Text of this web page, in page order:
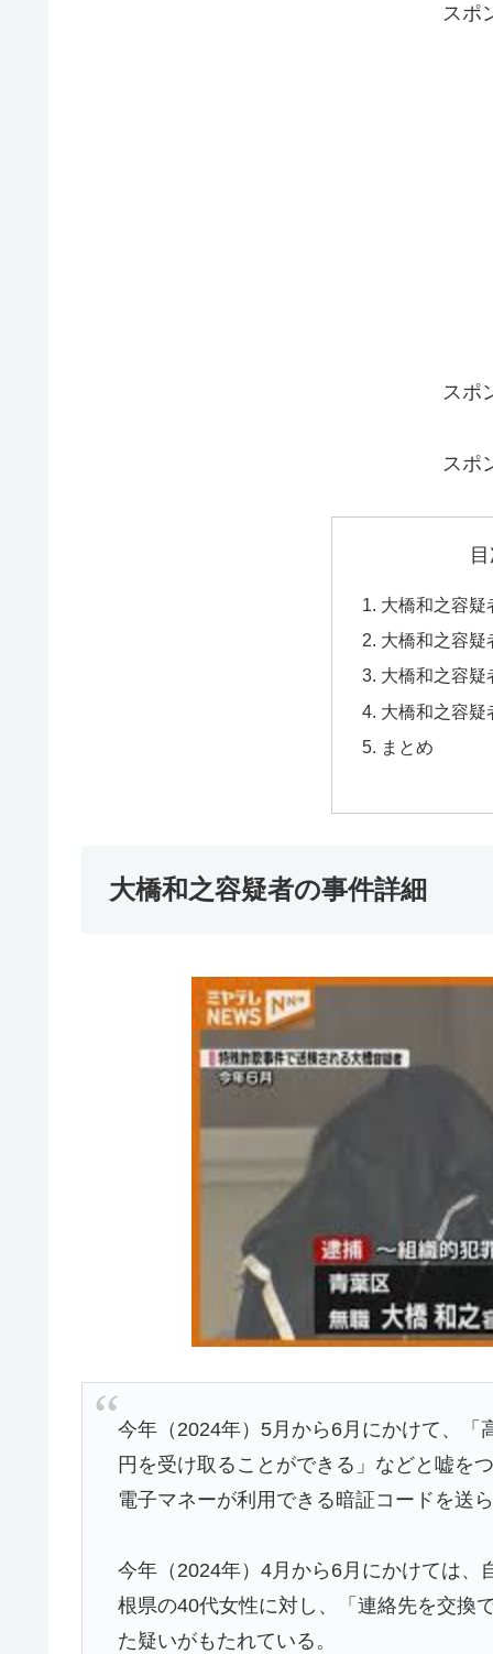
スポ
スポ
スポ
大橋和之容疑
大橋和之容疑
大橋和之容疑
大橋和之容疑
まとめ
大橋和之容疑者の事件詳細
今年（2024年）5月から6月にかけて、
円を受け取ることができる」などと嘘を
電子マネーが利用できる暗証コードを送
今年（2024年）4月から6月にかけては
根県の40代女性に対し、「連絡先を交換
た疑いがもたれている。